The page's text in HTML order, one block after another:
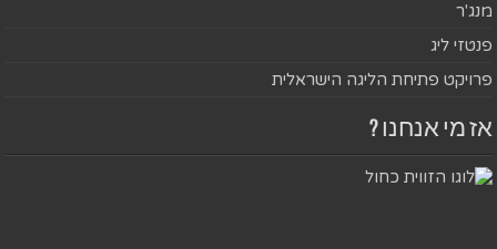
מנג'ר
פנטזי ליג
פרויקט פתיחת הליגה הישראלית
אז מי אנחנו ?